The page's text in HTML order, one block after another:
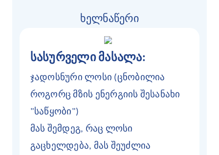
ხელნაწერი
სასურველი მასალა:
ჯადოსნური ლოსი (ცნობილია
როგორც მზის ენერგიის შესანახი
"საწყობი")
მას შემდეგ, რაც ლოსი
გაცხელდება, მას შეუძლია